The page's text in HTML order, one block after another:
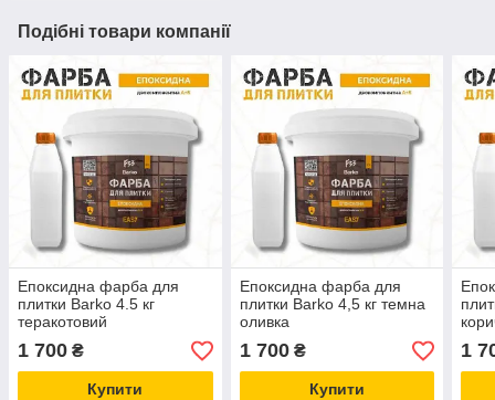
Подібні товари компанії
Епоксидна фарба для
плитки Barko 4.5 кг
теракотовий
1 700 ₴
Купити
Епоксидна фарба для
плитки Barko 4,5 кг темна
оливка
1 700₴
Купити
1